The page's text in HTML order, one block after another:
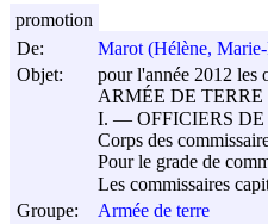
De:
Marot (Hélène,
Objet:
pour l'année 2012 les
ARMÉE DE TERRE
I. ― OFFICIERS DE
Corps des
Pour le grade de
Les commissaires
Groupe:
Armée de terre
promotion